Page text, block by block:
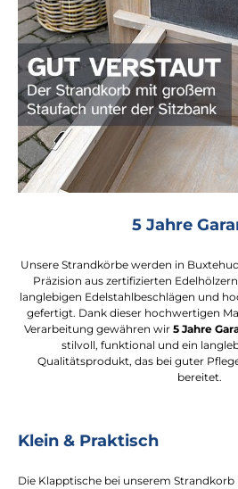
5 Jahre
Unsere Strandkörbe werden in
Präzision aus zertifizierten
langlebigen Edelstahlbeschlägen und
gefertigt. Dank dieser hochwertigen
Verarbeitung gewähren wir 5 Jahre
stilvoll, funktional und ein
Qualitätsprodukt, das bei guter
bereitet.
Klein & Praktisch
Die Klapptische bei unserem